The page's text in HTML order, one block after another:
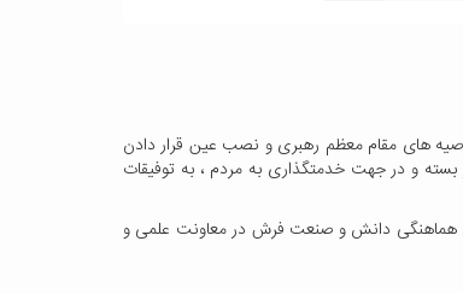
توصیه های مقام معظم رهبری و نصب عین قرار دادن
بسته و در جهت خدمتگذاری به مردم ، به توفیقات
هماهنگی دانش و صنعت فرش در معاونت علمی و